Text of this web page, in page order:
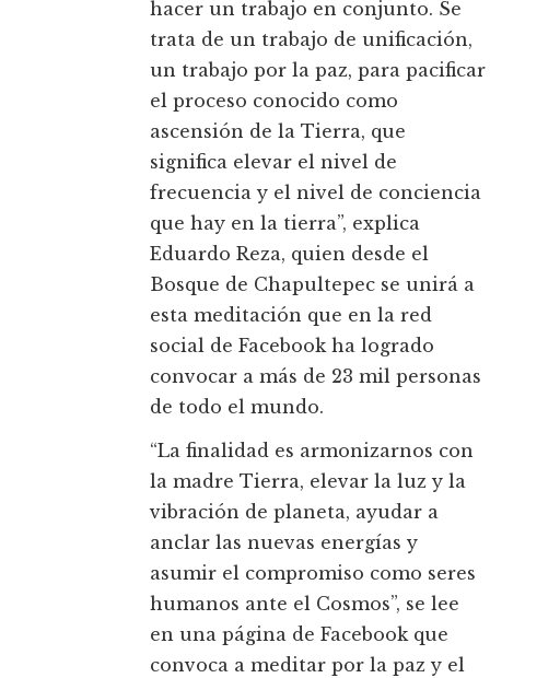
hacer un trabajo en conjunto. Se
trata de un trabajo de unificación,
un trabajo por la paz, para pacificar
el proceso conocido como
ascensión de la Tierra, que
significa elevar el nivel de
frecuencia y el nivel de conciencia
que hay en la tierra”, explica
Eduardo Reza, quien desde el
Bosque de Chapultepec se unirá a
esta meditación que en la red
social de Facebook ha logrado
convocar a más de 23 mil personas
de todo el mundo.
“La finalidad es armonizarnos con
la madre Tierra, elevar la luz y la
vibración de planeta, ayudar a
anclar las nuevas energías y
asumir el compromiso como seres
humanos ante el Cosmos”, se lee
en una página de Facebook que
convoca a meditar por la paz y el